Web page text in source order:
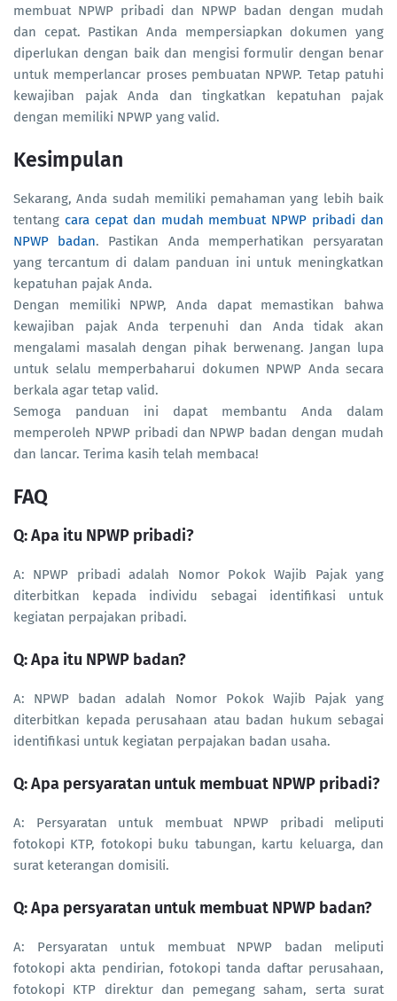
membuat NPWP pribadi dan NPWP badan dengan mudah
dan cepat. Pastikan Anda mempersiapkan dokumen yang
diperlukan dengan baik dan mengisi formulir dengan benar
untuk memperlancar proses pembuatan NPWP. Tetap patuhi
kewajiban pajak Anda dan tingkatkan kepatuhan pajak
dengan memiliki NPWP yang valid.
Kesimpulan
Sekarang, Anda sudah memiliki pemahaman yang lebih baik
tentang cara cepat dan mudah membuat NPWP pribadi dan
NPWP badan. Pastikan Anda memperhatikan persyaratan
yang tercantum di dalam panduan ini untuk meningkatkan
kepatuhan pajak Anda.
Dengan memiliki NPWP, Anda dapat memastikan bahwa
kewajiban pajak Anda terpenuhi dan Anda tidak akan
mengalami masalah dengan pihak berwenang. Jangan lupa
untuk selalu memperbaharui dokumen NPWP Anda secara
berkala agar tetap valid.
Semoga panduan ini dapat membantu Anda dalam
memperoleh NPWP pribadi dan NPWP badan dengan mudah
dan lancar. Terima kasih telah membaca!
FAQ
Q: Apa itu NPWP pribadi?
A: NPWP pribadi adalah Nomor Pokok Wajib Pajak yang
diterbitkan kepada individu sebagai identifikasi untuk
kegiatan perpajakan pribadi.
Q: Apa itu NPWP badan?
A: NPWP badan adalah Nomor Pokok Wajib Pajak yang
diterbitkan kepada perusahaan atau badan hukum sebagai
identifikasi untuk kegiatan perpajakan badan usaha.
Q: Apa persyaratan untuk membuat NPWP pribadi?
A: Persyaratan untuk membuat NPWP pribadi meliputi
fotokopi KTP, fotokopi buku tabungan, kartu keluarga, dan
surat keterangan domisili.
Q: Apa persyaratan untuk membuat NPWP badan?
A: Persyaratan untuk membuat NPWP badan meliputi
fotokopi akta pendirian, fotokopi tanda daftar perusahaan,
fotokopi KTP direktur dan pemegang saham, serta surat